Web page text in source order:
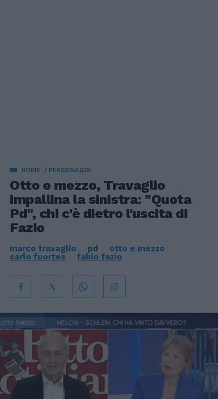
HOME PERSONAGGI
Otto e mezzo, Travaglio
impallina la sinistra: "Quota
Pd", chi c'è dietro l'uscita di
Fazio
marco travaglio pd
otto e mezzo
carlo fuortes
fabio fazio